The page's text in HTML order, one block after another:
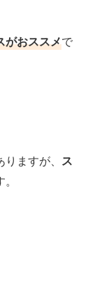
がおススメで
ますが、 ス